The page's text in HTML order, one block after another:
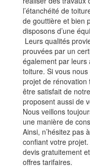
l’étanchéité de
de gouttière et bien
disposons d’une
Leurs qualités
prouvées par un
également par leurs
toiture. Si vous
projet de rénovation
être satisfait de
proposent aussi de
Nous veillons
une manière de
Ainsi, n’hésitez pas
confiant votre
devis gratuitement
offres tarifaires.